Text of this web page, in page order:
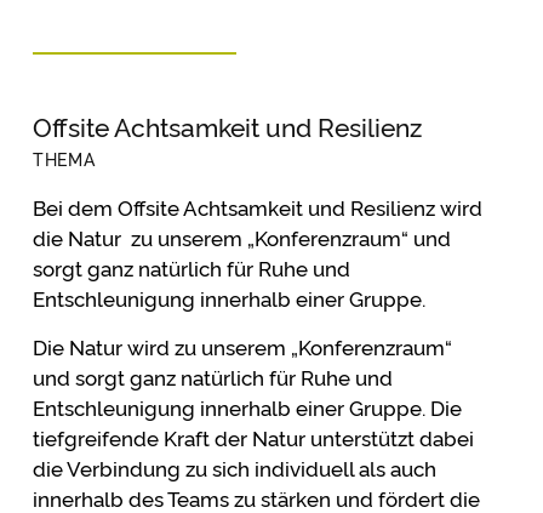
Offsite Achtsamkeit und Resilienz
THEMA
Bei dem Offsite Achtsamkeit und Resilienz wird
die Natur zu unserem „Konferenzraum“ und
sorgt ganz natürlich für Ruhe und
Entschleunigung innerhalb einer Gruppe.
Die Natur wird zu unserem „Konferenzraum“
und sorgt ganz natürlich für Ruhe und
Entschleunigung innerhalb einer Gruppe. Die
tiefgreifende Kraft der Natur unterstützt dabei
die Verbindung zu sich individuell als auch
innerhalb des Teams zu stärken und fördert die